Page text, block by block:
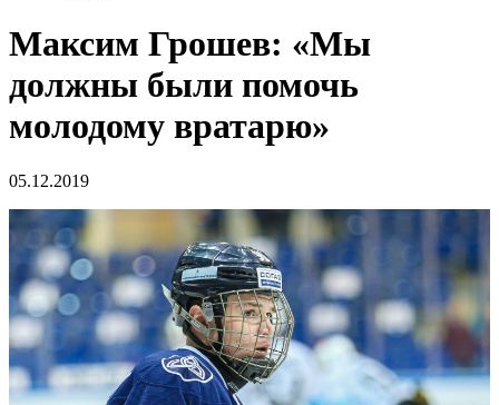
Максим Грошев: «Мы
должны были помочь
молодому вратарю»
05.12.2019